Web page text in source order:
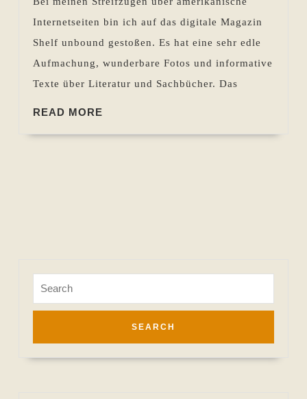
Internetseiten bin ich auf das digitale Magazin
Shelf unbound gestoßen. Es hat eine sehr edle
Aufmachung, wunderbare Fotos und informative
Texte über Literatur und Sachbücher. Das
READ MORE
for: